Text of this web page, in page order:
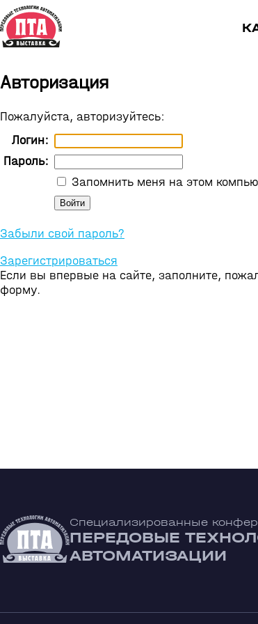
Авторизация
Пожалуйста, авторизуйтесь:
Логин:
Пароль:
Запомнить меня на этом
Забыли свой пароль?
Зарегистрироваться
Если вы впервые на сайте, заполните,
форму.
Специализированные
ПЕРЕДОВЫЕ
АВТОМАТИЗАЦИИ